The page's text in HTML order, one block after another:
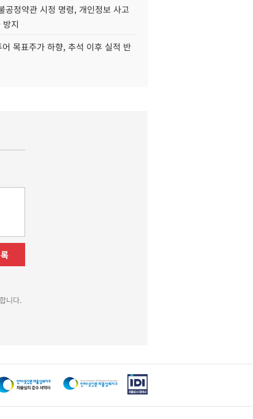
공정약관 시정 명령, 개인정보 사고
지
목표주가 하향, 추석 이후 실적 반
니다.